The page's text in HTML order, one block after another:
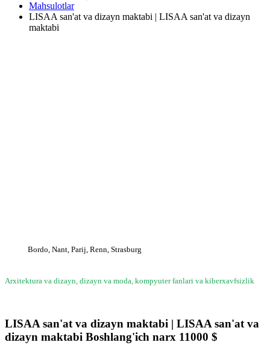
Mahsulotlar
LISAA san'at va dizayn maktabi | LISAA san'at va dizayn
maktabi
Bordo, Nant, Parij, Renn, Strasburg
Arxitektura va dizayn, dizayn va moda, kompyuter fanlari va kiberxavfsizlik
LISAA san'at va dizayn maktabi | LISAA san'at va
dizayn maktabi Boshlang'ich narx 11000 $